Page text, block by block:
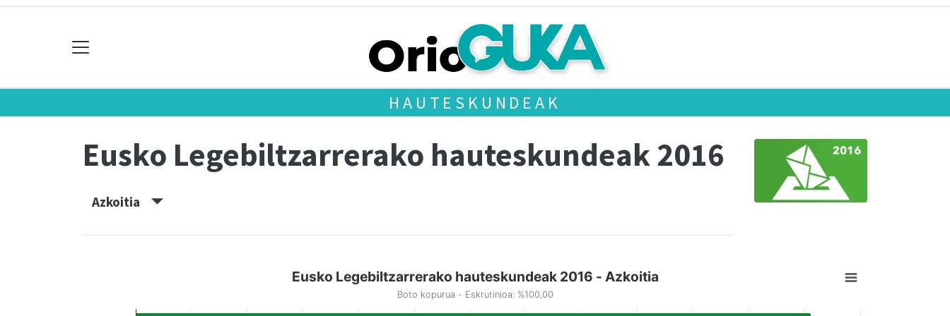
HAUTESKUNDEAK
Eusko Legebiltzarrerako hauteskundeak 2016
Azkoitia
Eusko Legebiltzarrerako hauteskundeak 2016 - Azkoitia
Boto kopurua - Eskrutinioa: %100,00